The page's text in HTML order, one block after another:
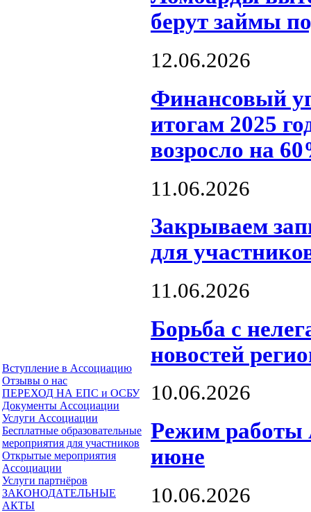
Вступление в Ассоциацию
Отзывы о нас
ПЕРЕХОД НА ЕПС и ОСБУ
Документы Ассоциации
Услуги Ассоциации
Бесплатные образовательные
мероприятия для участников
Открытые мероприятия
Ассоциации
Услуги партнёров
ЗАКОНОДАТЕЛЬНЫЕ
АКТЫ
берут займы
12.06.2026
Финансовый
итогам 2025
возросло на
11.06.2026
Закрываем
для
11.06.2026
Борьба с
новостей
10.06.2026
Режим работы
июне
10.06.2026